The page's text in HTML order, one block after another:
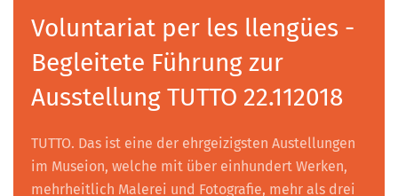
Voluntariat per les llengües -
Begleitete Führung zur
Ausstellung TUTTO 22.112018
TUTTO. Das ist eine der ehrgeizigsten Austellungen
im Museion, welche mit über einhundert Werken,
mehrheitlich Malerei und Fotografie, mehr als drei